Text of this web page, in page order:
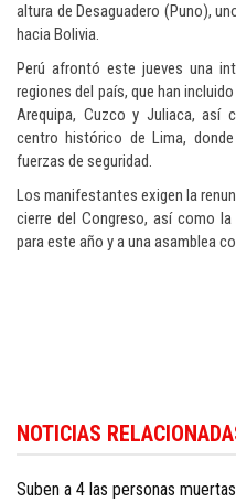
altura de Desaguadero (Puno),
hacia Bolivia.
Perú afrontó este jueves una
regiones del país, que han
Arequipa, Cuzco y Juliaca, así
centro histórico de Lima,
fuerzas de seguridad.
Los manifestantes exigen la
cierre del Congreso, así como
para este año y a una asamblea
Dominicana, consulteDominican
NOTICIAS
Suben a 4 las personas